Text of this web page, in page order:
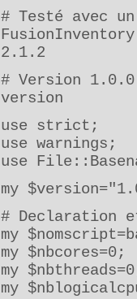
# Testé avec
2.1.2
# Version
version
use strict;
use warnings;
use
my
# Declaration
my
my $nbcores=0;
my
my